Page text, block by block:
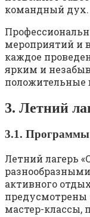
командный дух.
мероприятий и
каждое
ярким и
положительные
3. Летний
3.1. Программы
Летний лагерь
активного
предусмотрены
мастер-классы,